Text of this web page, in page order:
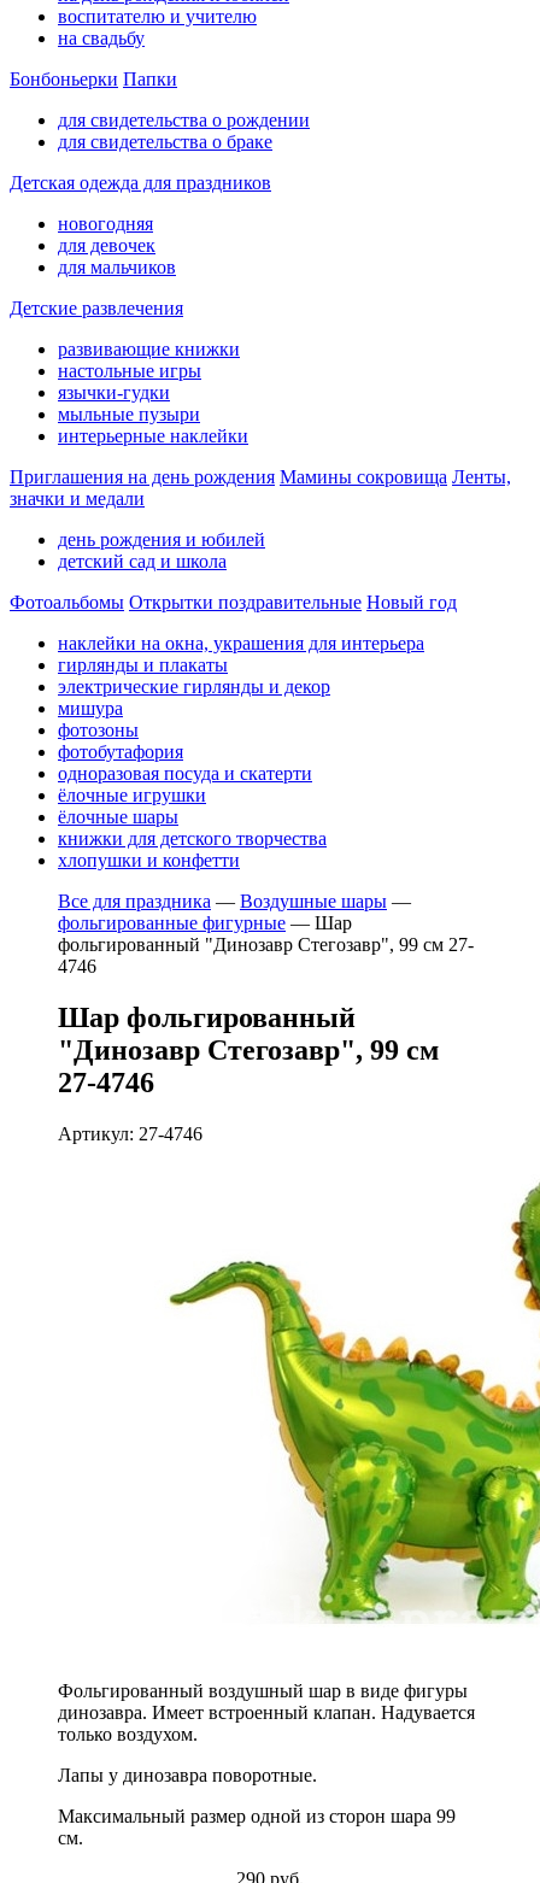
воспитателю и учителю
на свадьбу
Бонбоньерки Папки
для свидетельства о рождении
для свидетельства о браке
Детская одежда для праздников
новогодняя
для девочек
для мальчиков
Детские развлечения
развивающие книжки
настольные игры
язычки-гудки
мыльные пузыри
интерьерные наклейки
Приглашения на день рождения Мамины сокровища Ленты,
значки и медали
день рождения и юбилей
детский сад и школа
Фотоальбомы Открытки поздравительные Новый год
наклейки на окна, украшения для интерьера
гирлянды и плакаты
электрические гирлянды и декор
мишура
фотозоны
фотобутафория
одноразовая посуда и скатерти
ёлочные игрушки
ёлочные шары
книжки для детского творчества
хлопушки и конфетти
Все для праздника — Воздушные шары —
фольгированные фигурные — Шар
фольгированный "Динозавр Стегозавр", 99 см 27-
4746
Шар фольгированный
"Динозавр Стегозавр", 99 см
27-4746
Артикул: 27-4746
Фольгированный воздушный шар в виде фигуры
динозавра. Имеет встроенный клапан. Надувается
только воздухом.
Лапы у динозавра поворотные.
Максимальный размер одной из сторон шара 99
см.
290 руб.